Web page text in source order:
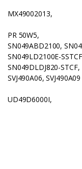
MX49002013,
PR 50W5,
SN049ABD2100,
SN049LD2100E-
SN049DLDJ820-STCF,
SVJ490A06, SVJ490A09
UD49D6000I,